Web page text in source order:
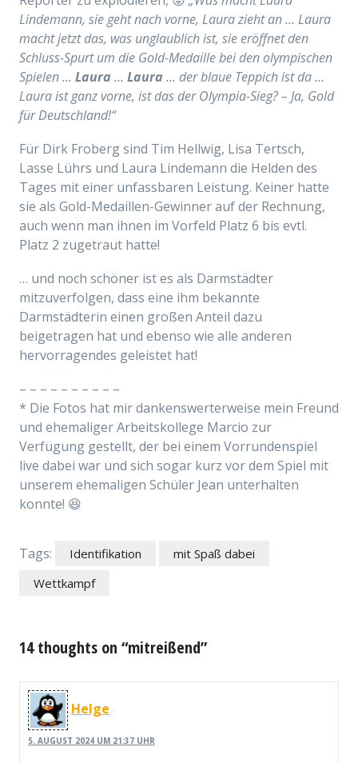
Lindemann, sie geht nach vorne, Laura zieht an … Laura
macht jetzt das, was unglaublich ist, sie eröffnet den
Schluss-Spurt um die Gold-Medaille bei den olympischen
Spielen … Laura … Laura … der blaue Teppich ist da …
Laura ist ganz vorne, ist das der Olympia-Sieg? – Ja, Gold
für Deutschland!“
Für Dirk Froberg sind Tim Hellwig, Lisa Tertsch,
Lasse Lührs und Laura Lindemann die Helden des
Tages mit einer unfassbaren Leistung. Keiner hatte
sie als Gold-Medaillen-Gewinner auf der Rechnung,
auch wenn man ihnen im Vorfeld Platz 6 bis evtl.
Platz 2 zugetraut hatte!
… und noch schöner ist es als Darmstädter
mitzuverfolgen, dass eine ihm bekannte
Darmstädterin einen großen Anteil dazu
beigetragen hat und ebenso wie alle anderen
hervorragendes geleistet hat!
– – – – – – – – – –
* Die Fotos hat mir dankenswerterweise mein Freund
und ehemaliger Arbeitskollege Marcio zur
Verfügung gestellt, der bei einem Vorrundenspiel
live dabei war und sich sogar kurz vor dem Spiel mit
unserem ehemaligen Schüler Jean unterhalten
konnte! 😆
Tags: Identifikation
mit Spaß dabei
Wettkampf
14 thoughts on “mitreißend”
Helge
5. AUGUST 2024 UM 21:37 UHR